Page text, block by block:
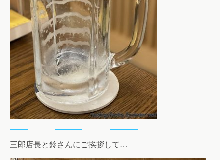
三郎店長と鈴さんにご挨拶して…